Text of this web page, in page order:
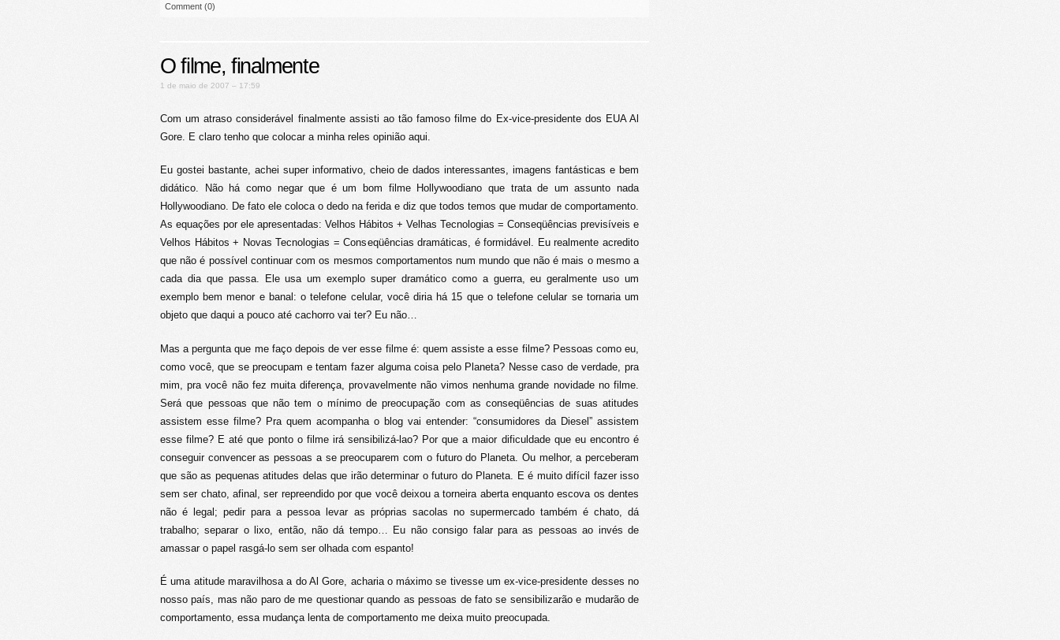
Comment (0)
O filme, finalmente
1 de maio de 2007 – 17:59
Com um atraso considerável finalmente assisti ao tão famoso filme do Ex-vice-presidente dos EUA Al
Gore. E claro tenho que colocar a minha reles opinião aqui.
Eu gostei bastante, achei super informativo, cheio de dados interessantes, imagens fantásticas e bem
didático. Não há como negar que é um bom filme Hollywoodiano que trata de um assunto nada
Hollywoodiano. De fato ele coloca o dedo na ferida e diz que todos temos que mudar de comportamento.
As equações por ele apresentadas: Velhos Hábitos + Velhas Tecnologias = Conseqüências previsíveis e
Velhos Hábitos + Novas Tecnologias = Conseqüências dramáticas, é formidável. Eu realmente acredito
que não é possível continuar com os mesmos comportamentos num mundo que não é mais o mesmo a
cada dia que passa. Ele usa um exemplo super dramático como a guerra, eu geralmente uso um
exemplo bem menor e banal: o telefone celular, você diria há 15 que o telefone celular se tornaria um
objeto que daqui a pouco até cachorro vai ter? Eu não…
Mas a pergunta que me faço depois de ver esse filme é: quem assiste a esse filme? Pessoas como eu,
como você, que se preocupam e tentam fazer alguma coisa pelo Planeta? Nesse caso de verdade, pra
mim, pra você não fez muita diferença, provavelmente não vimos nenhuma grande novidade no filme.
Será que pessoas que não tem o mínimo de preocupação com as conseqüências de suas atitudes
assistem esse filme? Pra quem acompanha o blog vai entender: “consumidores da Diesel” assistem
esse filme? E até que ponto o filme irá sensibilizá-lao? Por que a maior dificuldade que eu encontro é
conseguir convencer as pessoas a se preocuparem com o futuro do Planeta. Ou melhor, a perceberam
que são as pequenas atitudes delas que irão determinar o futuro do Planeta. E é muito difícil fazer isso
sem ser chato, afinal, ser repreendido por que você deixou a torneira aberta enquanto escova os dentes
não é legal; pedir para a pessoa levar as próprias sacolas no supermercado também é chato, dá
trabalho; separar o lixo, então, não dá tempo… Eu não consigo falar para as pessoas ao invés de
amassar o papel rasgá-lo sem ser olhada com espanto!
É uma atitude maravilhosa a do Al Gore, acharia o máximo se tivesse um ex-vice-presidente desses no
nosso país, mas não paro de me questionar quando as pessoas de fato se sensibilizarão e mudarão de
comportamento, essa mudança lenta de comportamento me deixa muito preocupada.